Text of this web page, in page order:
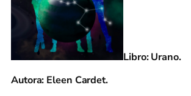
Libro: Urano.
Autora: Eleen Cardet.